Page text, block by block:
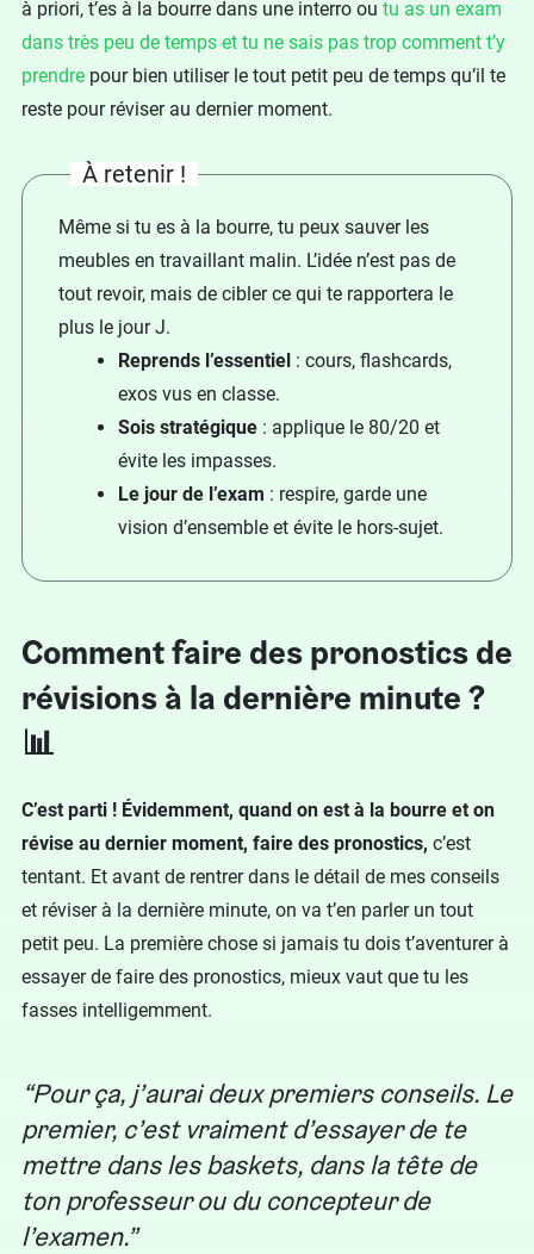
à priori, t’es à la bourre dans une interro ou tu as un exam
dans très peu de temps et tu ne sais pas trop comment t’y
prendre pour bien utiliser le tout petit peu de temps qu’il te
reste pour réviser au dernier moment.
À retenir !
Même si tu es à la bourre, tu peux sauver les
meubles en travaillant malin. L’idée n’est pas de
tout revoir, mais de cibler ce qui te rapportera le
plus le jour J.
Reprends l’essentiel : cours, flashcards,
exos vus en classe.
Sois stratégique : applique le 80/20 et
évite les impasses.
Le jour de l’exam : respire, garde une
vision d’ensemble et évite le hors-sujet.
Comment faire des pronostics de
révisions à la dernière minute ?
📊
C’est parti ! Évidemment, quand on est à la bourre et on
révise au dernier moment, faire des pronostics, c’est
tentant. Et avant de rentrer dans le détail de mes conseils
et réviser à la dernière minute, on va t’en parler un tout
petit peu. La première chose si jamais tu dois t’aventurer à
essayer de faire des pronostics, mieux vaut que tu les
fasses intelligemment.
Pour ça, j’aurai deux premiers conseils. Le
premier, c’est vraiment d’essayer de te
mettre dans les baskets, dans la tête de
ton professeur ou du concepteur de
l’examen.